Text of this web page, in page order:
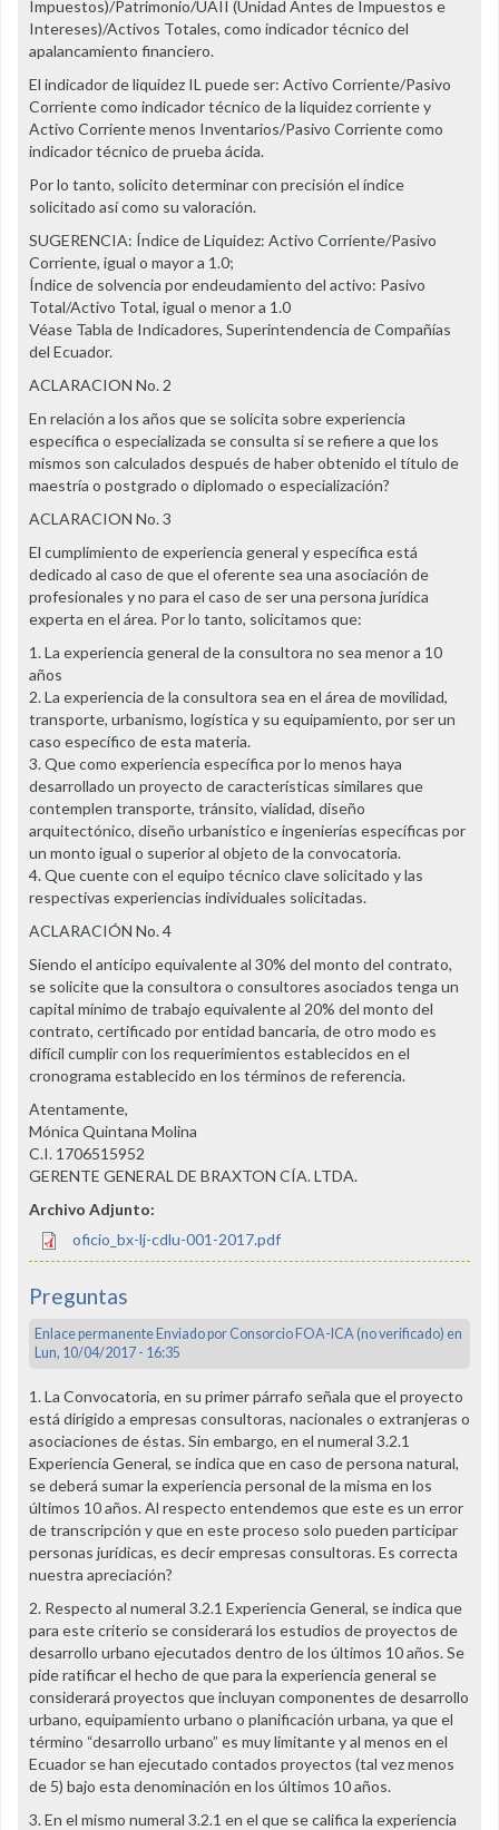
Impuestos)/Patrimonio/UAII (Unidad Antes de Impuestos e
Intereses)/Activos Totales, como indicador técnico del
apalancamiento financiero.
El indicador de liquidez IL puede ser: Activo Corriente/Pasivo
Corriente como indicador técnico de la liquidez corriente y
Activo Corriente menos Inventarios/Pasivo Corriente como
indicador técnico de prueba ácida.
Por lo tanto, solicito determinar con precisión el índice
solicitado así como su valoración.
SUGERENCIA: Índice de Liquidez: Activo Corriente/Pasivo
Corriente, igual o mayor a 1.0;
Índice de solvencia por endeudamiento del activo: Pasivo
Total/Activo Total, igual o menor a 1.0
Véase Tabla de Indicadores, Superintendencia de Compañías
del Ecuador.
ACLARACION No. 2
En relación a los años que se solicita sobre experiencia
específica o especializada se consulta si se refiere a que los
mismos son calculados después de haber obtenido el título de
maestría o postgrado o diplomado o especialización?
ACLARACION No. 3
El cumplimiento de experiencia general y específica está
dedicado al caso de que el oferente sea una asociación de
profesionales y no para el caso de ser una persona jurídica
experta en el área. Por lo tanto, solicitamos que:
1. La experiencia general de la consultora no sea menor a 10
años
2. La experiencia de la consultora sea en el área de movilidad,
transporte, urbanismo, logística y su equipamiento, por ser un
caso específico de esta materia.
3. Que como experiencia específica por lo menos haya
desarrollado un proyecto de características similares que
contemplen transporte, tránsito, vialidad, diseño
arquitectónico, diseño urbanístico e ingenierías específicas por
un monto igual o superior al objeto de la convocatoria.
4. Que cuente con el equipo técnico clave solicitado y las
respectivas experiencias individuales solicitadas.
ACLARACIÓN No. 4
Siendo el anticipo equivalente al 30% del monto del contrato,
se solicite que la consultora o consultores asociados tenga un
capital mínimo de trabajo equivalente al 20% del monto del
contrato, certificado por entidad bancaria, de otro modo es
difícil cumplir con los requerimientos establecidos en el
cronograma establecido en los términos de referencia.
Atentamente,
Mónica Quintana Molina
C.I. 1706515952
GERENTE GENERAL DE BRAXTON CÍA. LTDA.
Archivo Adjunto:
oficio_bx-lj-cdlu-001-2017.pdf
Preguntas
Enlace permanente Enviado por Consorcio FOA-ICA (no verificado) en
Lun, 10/04/2017 - 16:35
1. La Convocatoria, en su primer párrafo señala que el proyecto
está dirigido a empresas consultoras, nacionales o extranjeras o
asociaciones de éstas. Sin embargo, en el numeral 3.2.1
Experiencia General, se indica que en caso de persona natural,
se deberá sumar la experiencia personal de la misma en los
últimos 10 años. Al respecto entendemos que este es un error
de transcripción y que en este proceso solo pueden participar
personas jurídicas, es decir empresas consultoras. Es correcta
nuestra apreciación?
2. Respecto al numeral 3.2.1 Experiencia General, se indica que
para este criterio se considerará los estudios de proyectos de
desarrollo urbano ejecutados dentro de los últimos 10 años. Se
pide ratificar el hecho de que para la experiencia general se
considerará proyectos que incluyan componentes de desarrollo
urbano, equipamiento urbano o planificación urbana, ya que el
término “desarrollo urbano” es muy limitante y al menos en el
Ecuador se han ejecutado contados proyectos (tal vez menos
de 5) bajo esta denominación en los últimos 10 años.
3. En el mismo numeral 3.2.1 en el que se califica la experiencia